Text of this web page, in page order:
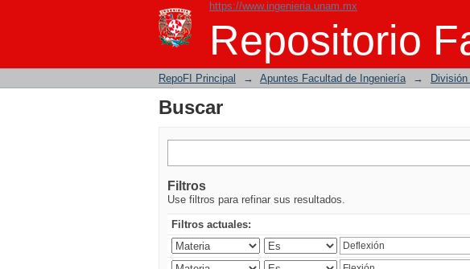
https://www.ingenieria.unam.mx
Repositorio
Buscar
RepoFI Principal → Apuntes Facultad de Ingeniería →
Buscar
Filtros
Use filtros para refinar sus resultados.
Filtros actuales: